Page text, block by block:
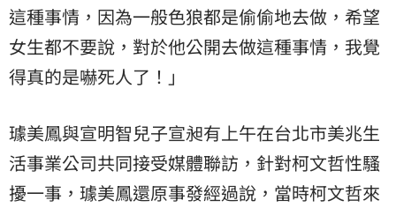
這種事情，因為一般色狼都是偷偷地去做，希望
女生都不要說，對於他公開去做這種事情，我覺
得真的是嚇死人了！」
璩美鳳與宣明智兒子宣昶有上午在台北市美兆生
活事業公司共同接受媒體聯訪，針對柯文哲性騷
擾一事，璩美鳳還原事發經過說，當時柯文哲來